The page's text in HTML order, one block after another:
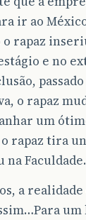
ir ao
rapaz
e no
passado
o rapaz
um
rapaz tira
Faculdade.
a